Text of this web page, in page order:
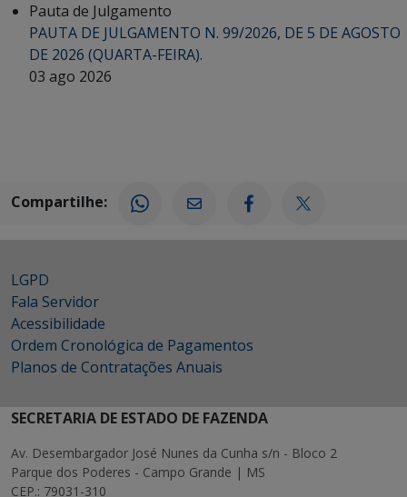
Pauta de Julgamento
PAUTA DE JULGAMENTO N. 99/2026, DE 5 DE AGOSTO
DE 2026 (QUARTA-FEIRA).
03 ago 2026
Compartilhe:
LGPD
Fala Servidor
Acessibilidade
Ordem Cronológica de Pagamentos
Planos de Contratações Anuais
SECRETARIA DE ESTADO DE FAZENDA
Av. Desembargador José Nunes da Cunha s/n - Bloco 2
Parque dos Poderes - Campo Grande | MS
CEP.: 79031-310